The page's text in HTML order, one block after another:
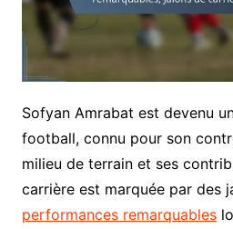
Sofyan Amrabat est devenu
football, connu pour son
milieu de terrain et ses
carrière est marquée par des
performances remarquables